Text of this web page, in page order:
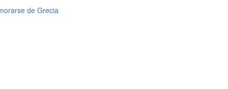
de Grecia